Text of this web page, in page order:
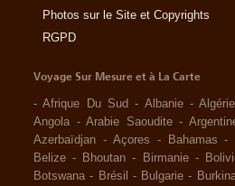
Photos sur le Site et Copyrights
RGPD
Voyage Sur Mesure et à La Carte
-Afrique Du Sud - Albanie -Algérie
Angola -Arabie Saoudite -
Azerbaïdjan - Açores - Bahamas -
Belize - Bhoutan - Birmanie -
Botswana - Brésil - Bulgarie -